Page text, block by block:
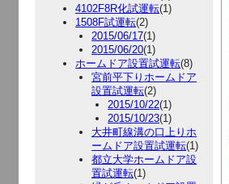
4102F8R化試運転(1)
1508F試運転(2)
2015/06/17(1)
2015/06/20(1)
ホームドア設置試運転(8)
宮前平下りホームドア
設置試運転(2)
2015/10/22(1)
2015/10/23(1)
大井町線溝の口上りホ
ームドア設置試運転(1)
都立大学ホームドア設
置試運転(1)